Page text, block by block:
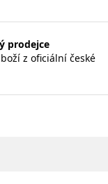
prodejce
z oficiální české